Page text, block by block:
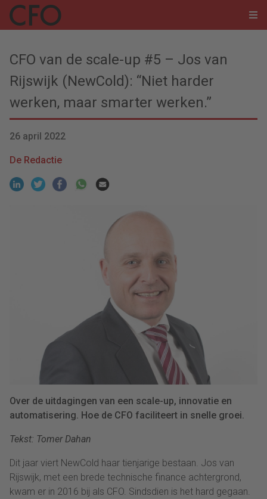
CFO van de scale-up #5 – Jos van
Rijswijk (NewCold): “Niet harder
werken, maar smarter werken.”
26 april 2022
De Redactie
Over de uitdagingen van een scale-up, innovatie en
automatisering. Hoe de CFO faciliteert in snelle groei.
Tekst: Tomer Dahan
Dit jaar viert NewCold haar tienjarige bestaan. Jos van
Rijswijk, met een brede technische finance achtergrond,
kwam er in 2016 bij als CFO. Sindsdien is het hard gegaan.